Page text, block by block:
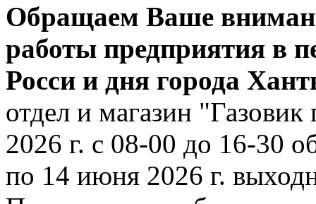
Обращаем Ваше
работы предприятия в
Росси и дня города
отдел и магазин
2026 г. с 08-00 до 16-30
по 14 июня 2026 г.